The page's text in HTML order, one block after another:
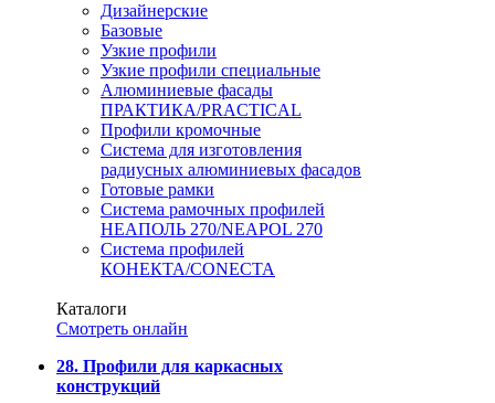
Дизайнерские
Базовые
Узкие профили
Узкие профили специальные
Алюминиевые фасады
ПРАКТИКА/PRACTICAL
Профили кромочные
Система для изготовления
радиусных алюминиевых фасадов
Готовые рамки
Система рамочных профилей
НЕАПОЛЬ 270/NEAPOL 270
Система профилей
КОНЕКТА/CONECTA
Каталоги
Смотреть онлайн
28. Профили для каркасных
конструкций